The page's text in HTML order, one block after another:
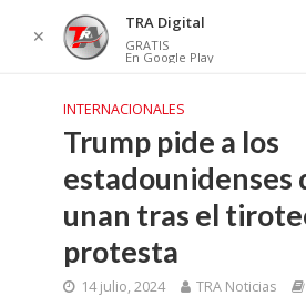
INTERNACIONALES
Trump pide a los
estadounidenses
unan tras el
protesta
14 julio, 2024 TRA Noticias
✕
TRA Digital
GRATIS
En Google Play